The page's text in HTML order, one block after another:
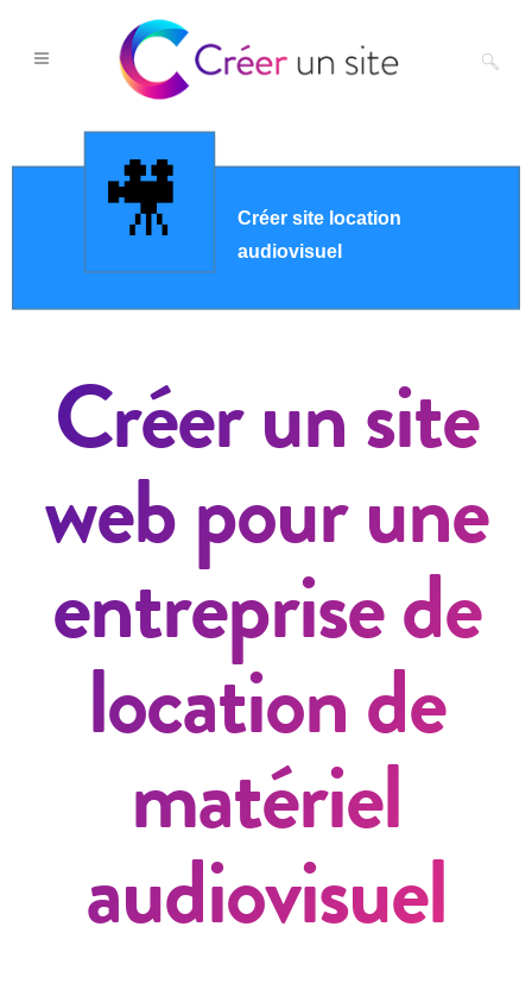
Créer un site
web pour une
entreprise de
location de
matériel
audiovisuel